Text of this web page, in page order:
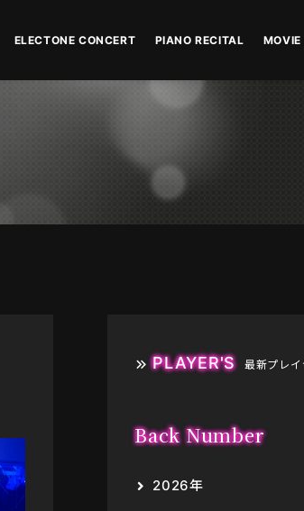
ELECTONE CONCERT PIANO RECITAL MOVIE
PLAYER'S 最新プレイ
Back Number
2026年